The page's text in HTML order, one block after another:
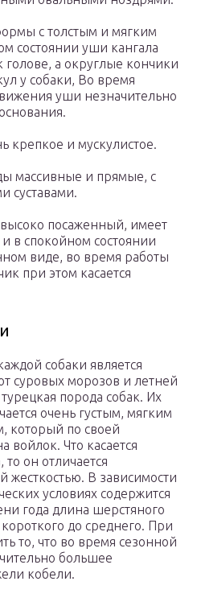
с толстым и мягким
состоянии уши кангала
голове, а округлые кончики
у собаки, Во время
уши незначительно
крепкое и мускулистое.
массивные и прямые, с
суставами.
посаженный, имеет
в спокойном состоянии
виде, во время работы
при этом касается
собаки является
суровых морозов и летней
порода собак. Их
очень густым, мягким
который по своей
войлок. Что касается
то он отличается
жесткостью. В зависимости
условиях содержится
года длина шерстяного
до среднего. При
то, что во время сезонной
большее
кобели.